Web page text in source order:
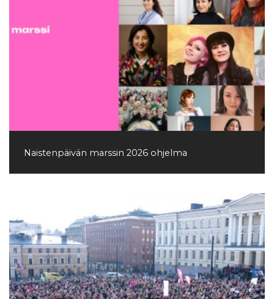
Naistenpäivän marssin 2026 ohjelma